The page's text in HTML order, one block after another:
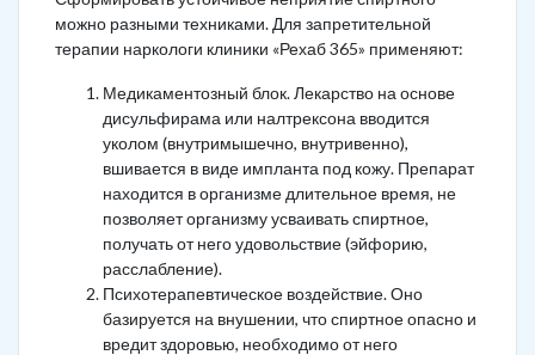
можно разными техниками. Для запретительной
терапии наркологи клиники «Рехаб 365» применяют:
Медикаментозный блок. Лекарство на основе
дисульфирама или налтрексона вводится
уколом (внутримышечно, внутривенно),
вшивается в виде импланта под кожу. Препарат
находится в организме длительное время, не
позволяет организму усваивать спиртное,
получать от него удовольствие (эйфорию,
расслабление).
Психотерапевтическое воздействие. Оно
базируется на внушении, что спиртное опасно и
вредит здоровью, необходимо от него